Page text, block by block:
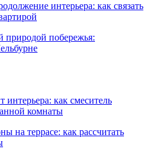
интерьера: как связать
природой побережья:
интерьера: как смеситель
комнаты
на террасе: как рассчитать